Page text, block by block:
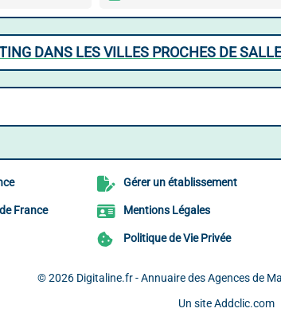
DANS LES VILLES PROCHES DE
France
Gérer un établissement
Mentions Légales
Politique de Vie Privée
© 2026 Digitaline.fr - Annuaire des Agences de
Un site Addclic.com